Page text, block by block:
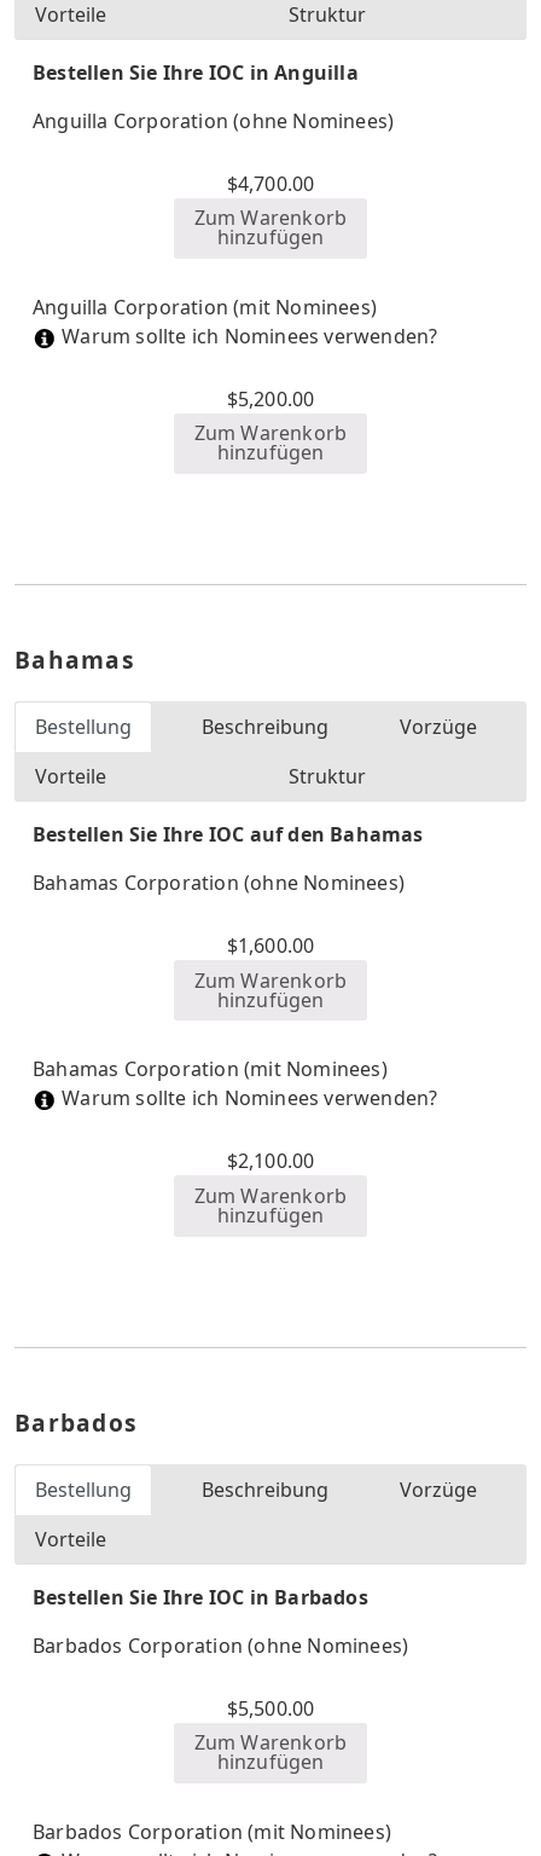
Vorteile
Struktur
Bestellen Sie Ihre IOC in Anguilla
Anguilla Corporation (ohne Nominees)
$4,700.00
Zum Warenkorb
hinzufügen
Anguilla Corporation (mit Nominees)
Warum sollte ich Nominees verwenden?
$5,200.00
Zum Warenkorb
hinzufügen
Bahamas
Bestellung Beschreibung
Vorzüge
Vorteile
Struktur
Bestellen Sie Ihre IOC auf den Bahamas
Bahamas Corporation (ohne Nominees)
$1,600.00
Zum Warenkorb
hinzufügen
Bahamas Corporation (mit Nominees)
Warum sollte ich Nominees verwenden?
$2,100.00
Zum Warenkorb
hinzufügen
Barbados
Bestellung Beschreibung
Vorzüge
Vorteile
Bestellen Sie Ihre IOC in Barbados
Barbados Corporation (ohne Nominees)
$5,500.00
Zum Warenkorb
hinzufügen
Barbados Corporation (mit Nominees)